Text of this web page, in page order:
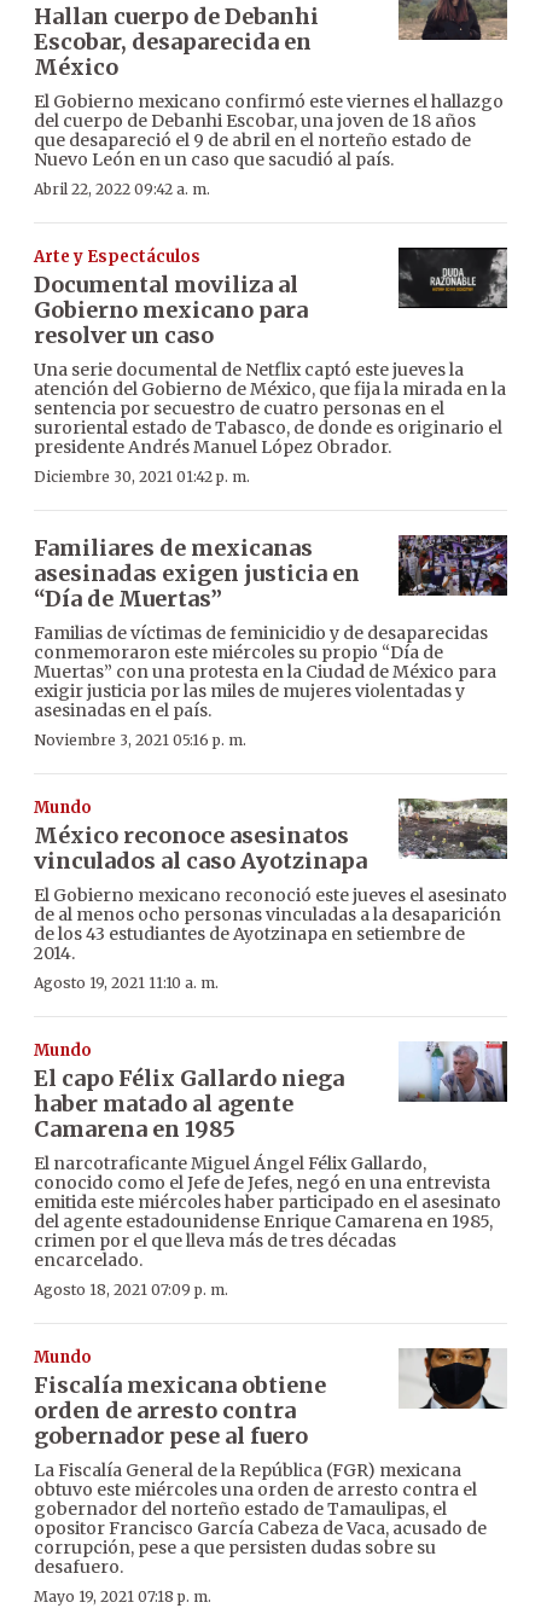
Hallan cuerpo de Debanhi
Escobar, desaparecida en
México
El Gobierno mexicano confirmó este viernes el hallazgo
del cuerpo de Debanhi Escobar, una joven de 18 años
que desapareció el 9 de abril en el norteño estado de
Nuevo León en un caso que sacudió al país.
Abril 22, 2022 09:42 a. m.
Arte y Espectáculos
Documental moviliza al
Gobierno mexicano para
resolver un caso
Una serie documental de Netflix captó este jueves la
atención del Gobierno de México, que fija la mirada en la
sentencia por secuestro de cuatro personas en el
suroriental estado de Tabasco, de donde es originario el
presidente Andrés Manuel López Obrador.
Diciembre 30, 2021 01:42 p. m.
Familiares de mexicanas
asesinadas exigen justicia en
“Día de Muertas”
Familias de víctimas de feminicidio y de desaparecidas
conmemoraron este miércoles su propio “Día de
Muertas” con una protesta en la Ciudad de México para
exigir justicia por las miles de mujeres violentadas y
asesinadas en el país.
Noviembre 3, 2021 05:16 p. m.
Mundo
México reconoce asesinatos
vinculados al caso Ayotzinapa
El Gobierno mexicano reconoció este jueves el asesinato
de al menos ocho personas vinculadas a la desaparición
de los 43 estudiantes de Ayotzinapa en setiembre de
2014.
Agosto 19, 2021 11:10 a. m.
Mundo
El capo Félix Gallardo niega
haber matado al agente
Camarena en 1985
El narcotraficante Miguel Ángel Félix Gallardo,
conocido como el Jefe de Jefes, negó en una entrevista
emitida este miércoles haber participado en el asesinato
del agente estadounidense Enrique Camarena en 1985,
crimen por el que lleva más de tres décadas
encarcelado.
Agosto 18, 2021 07:09 p. m.
Mundo
Fiscalía mexicana obtiene
orden de arresto contra
gobernador pese al fuero
La Fiscalía General de la República (FGR) mexicana
obtuvo este miércoles una orden de arresto contra el
gobernador del norteño estado de Tamaulipas, el
opositor Francisco García Cabeza de Vaca, acusado de
corrupción, pese a que persisten dudas sobre su
desafuero.
Mayo 19, 2021 07:18 p. m.